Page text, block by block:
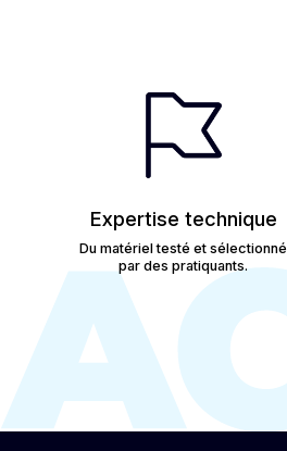
Expertise technique
Du matériel testé et sélectionné
par des pratiquants.